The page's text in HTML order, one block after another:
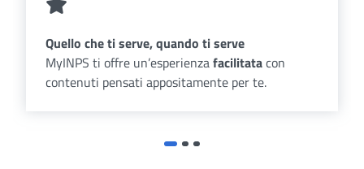
Quello che ti serve, quando ti serve
MyINPS ti offre un’esperienzafacilitatacon
contenuti pensati appositamente per te.